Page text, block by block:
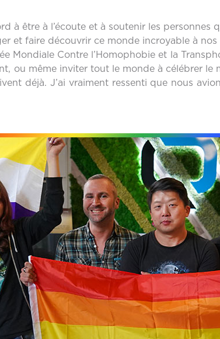
à être à l’écoute et à soutenir les personnes
et faire découvrir ce monde incroyable à
Mondiale Contre l’Homophobie et la
ou même inviter tout le monde à célébrer le
déjà. J’ai vraiment ressenti que nous